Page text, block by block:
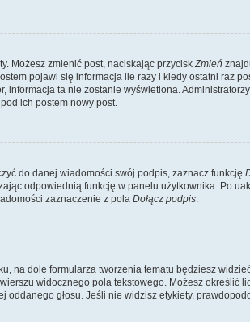
Możesz zmienić post, naciskając przycisk Zmień
pojawi się informacja ile razy i kiedy ostatni raz
ta nie zostanie wyświetlona.
ich postem nowy post.
do danej wiadomości swój podpis, zaznacz funkcję
odpowiednią funkcję w panelu użytkownika. Po
zaznaczenie z pola Dołącz podpis
na dole formularza tworzenia tematu będziesz
widocznego pola tekstowego. Możesz określić
głosu. Jeśli nie widzisz etykiety,